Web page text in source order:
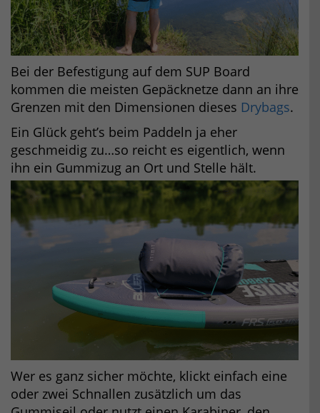
Bei der Befestigung auf dem SUP Board
kommen die meisten Gepäcknetze dann an ihre
Grenzen mit den Dimensionen dieses Drybags.
Ein Glück geht’s beim Paddeln ja eher
geschmeidig zu…so reicht es eigentlich, wenn
ihn ein Gummizug an Ort und Stelle hält.
Wer es ganz sicher möchte, klickt einfach eine
oder zwei Schnallen zusätzlich um das